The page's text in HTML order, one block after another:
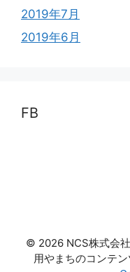
2019年7月
2019年6月
FB
© 2026 NCS株式会
用やまちのコンテ